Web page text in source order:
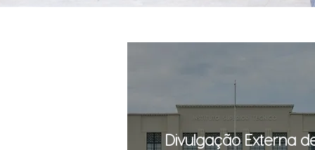
Divulgação Externa